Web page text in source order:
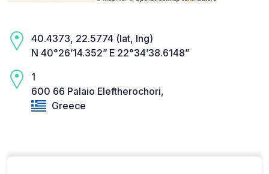
40.4373, 22.5774 (lat, lng)
N 40°26’14.352” E 22°34’38.6148”
1
600 66 Palaio Eleftherochori,
Greece